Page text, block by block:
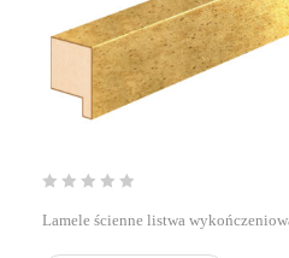
Lamele ścienne listwa